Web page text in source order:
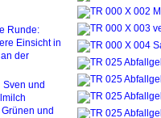
Runde:
Einsicht in
der
Sven und
und